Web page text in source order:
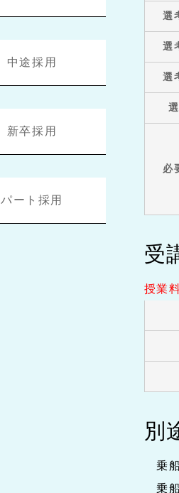
中途採用
新卒採用
パート採用
選
選
選
必
受
授業
別
乗船
乗船